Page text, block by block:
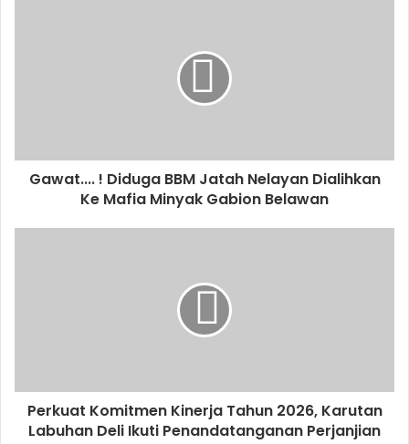
Gawat.... ! Diduga BBM Jatah Nelayan Dialihkan
Ke Mafia Minyak Gabion Belawan
Perkuat Komitmen Kinerja Tahun 2026, Karutan
Labuhan Deli Ikuti Penandatanganan Perjanjian